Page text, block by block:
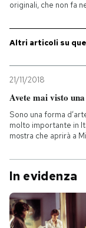
Sport
PODCAST
NEWSLETTER
I MIEI
originali, che non fa
Altri articoli su
21/11/2018
Avete mai visto
Sono una forma
molto importante in
mostra che aprirà a
In evidenza